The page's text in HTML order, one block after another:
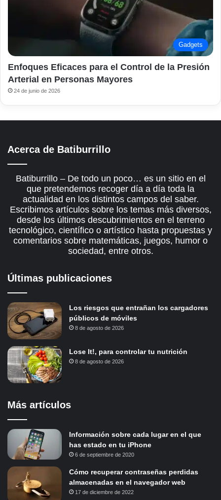
Gadgets
Enfoques Eficaces para el Control de la Presión
Arterial en Personas Mayores
24 de junio de 2026
Acerca de Batiburrillo
Batiburrillo – De todo un poco… es un sitio en el
que pretendemos recoger día a día toda la
actualidad en los distintos campos del saber.
Escribimos artículos sobre los temas más diversos,
desde los últimos descubrimientos en el terreno
tecnológico, científico o artístico hasta propuestas y
comentarios sobre matemáticas, juegos, humor o
sociedad, entre otros.
Últimas publicaciones
Los riesgos que entrañan los cargadores
públicos de móviles
8 de agosto de 2026
Lose It!, para controlar tu nutrición
8 de agosto de 2026
Más artículos
Información sobre cada lugar en el que
has estado en tu iPhone
6 de septiembre de 2020
Cómo recuperar contraseñas perdidas
almacenadas en el navegador web
17 de diciembre de 2022